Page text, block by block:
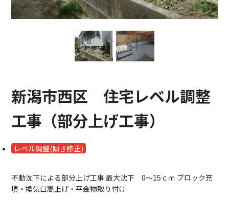
新潟市西区 住宅レベル調整
工事（部分上げ工事）
レベル調整(傾き修正)
不動沈下による部分上げ工事 最大沈下 0～15ｃｍ ブロック充
填・換気口嵩上げ・平金物取り付け